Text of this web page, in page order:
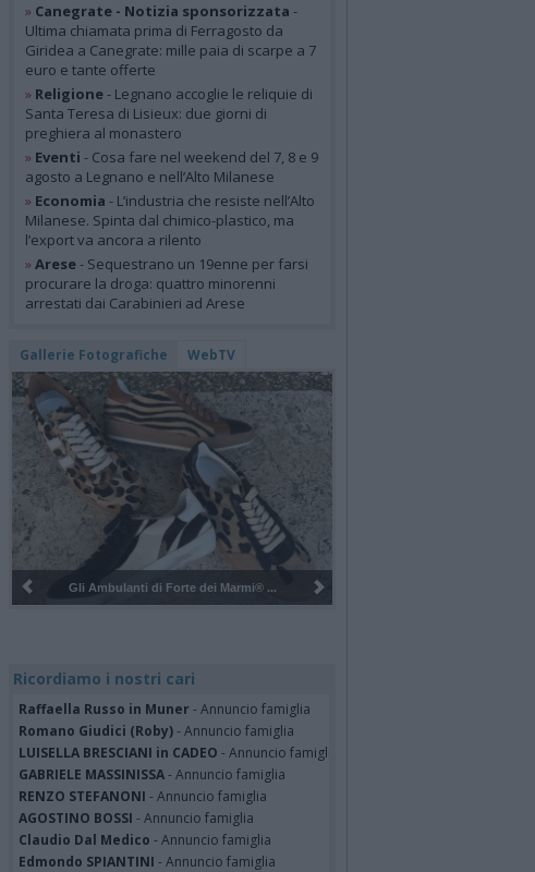
» Canegrate - Notizia sponsorizzata -
Ultima chiamata prima di Ferragosto da
Giridea a Canegrate: mille paia di scarpe a 7
euro e tante offerte
» Religione- Legnano accoglie le reliquie di
Santa Teresa di Lisieux: due giorni di
preghiera al monastero
» Eventi - Cosa fare nel weekend del 7, 8 e 9
agosto a Legnano e nell’Alto Milanese
» Economia - L’industria che resiste nell’Alto
Milanese. Spinta dal chimico-plastico, ma
l’export va ancora a rilento
» Arese- Sequestrano un 19enne per farsi
procurare la droga: quattro minorenni
arrestati dai Carabinieri ad Arese
Gallerie Fotografiche WebTV
Pulizia del bosco del Rugareto a ...
Ricordiamo i nostri cari
Raffaella Russo in Muner - Annuncio famiglia
Romano Giudici (Roby)- Annuncio famiglia
LUISELLA BRESCIANI in CADEO - Annuncio famiglia
GABRIELE MASSINISSA- Annuncio famiglia
RENZO STEFANONI - Annuncio famiglia
AGOSTINO BOSSI - Annuncio famiglia
Claudio Dal Medico - Annuncio famiglia
Edmondo SPIANTINI - Annuncio famiglia